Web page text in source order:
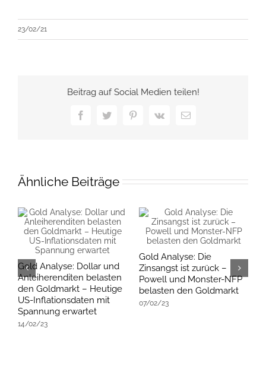
23/02/21
Beitrag auf Social Medien teilen!
FacebookTwitterPinterest
Vk
E-
Ähnliche Beiträge
Gold Analyse: Dollar und
Anleiherenditen belasten
den Goldmarkt – Heutige
US-Inflationsdaten mit
Spannung erwartet
14/02/23
Gold Analyse: Die
Zinsangst ist zurück –
Powell und Monster-NFP
belasten den Goldmarkt
07/02/23